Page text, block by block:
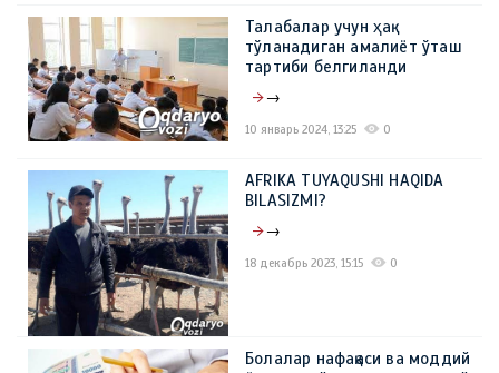
→
15 февраль 2024, 11:05 0
Талабалар учун ҳақ
тўланадиган амалиёт ўташ
тартиби белгиланди
→
10 январь 2024, 13:25 0
AFRIKA TUYAQUSHI HAQIDA
BILASIZMI?
→
18 декабрь 2023, 15:15 0
Болалар нафақаси ва моддий